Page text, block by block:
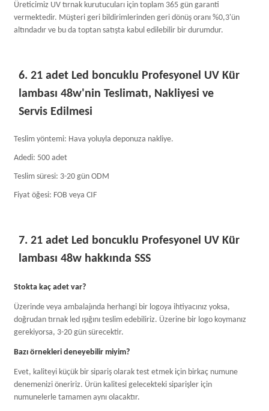
Üreticimiz UV tırnak kurutucuları için toplam 365 gün garanti
vermektedir. Müşteri geri bildirimlerinden geri dönüş oranı %0,3'ün
altındadır ve bu da toptan satışta kabul edilebilir bir durumdur.
6. 21 adet Led boncuklu Profesyonel UV Kür
lambası 48w'nin Teslimatı, Nakliyesi ve
Servis Edilmesi
Teslim yöntemi: Hava yoluyla deponuza nakliye.
Adedi: 500 adet
Teslim süresi: 3-20 gün ODM
Fiyat öğesi: FOB veya CIF
7. 21 adet Led boncuklu Profesyonel UV Kür
lambası 48w hakkında SSS
Stokta kaç adet var?
Üzerinde veya ambalajında ​​herhangi bir logoya ihtiyacınız yoksa,
doğrudan tırnak led ışığını teslim edebiliriz. Üzerine bir logo koymanız
gerekiyorsa, 3-20 gün sürecektir.
Bazı örnekleri deneyebilir miyim?
Evet, kaliteyi küçük bir sipariş olarak test etmek için birkaç numune
denemenizi öneririz. Ürün kalitesi gelecekteki siparişler için
numunelerle tamamen aynı olacaktır.